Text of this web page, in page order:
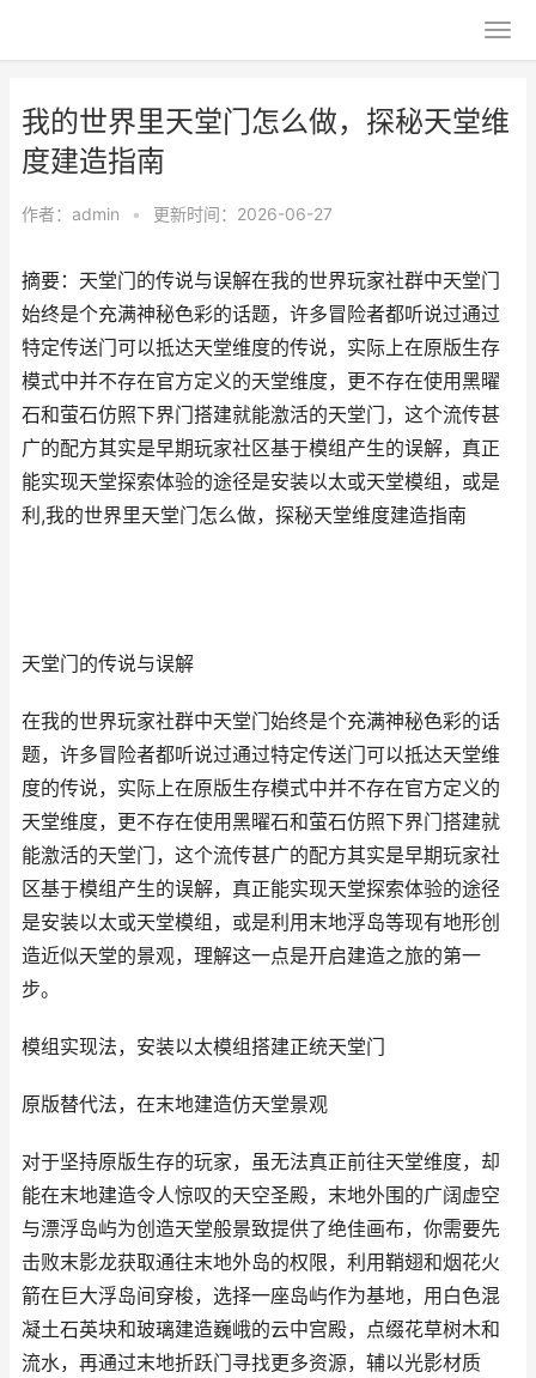
我的世界里天堂门怎么做，探秘天堂维
度建造指南
作者： admin • 更新时间：2026-06-27
摘要：天堂门的传说与误解在我的世界玩家社群中天堂门
始终是个充满神秘色彩的话题，许多冒险者都听说过通过
特定传送门可以抵达天堂维度的传说，实际上在原版生存
模式中并不存在官方定义的天堂维度，更不存在使用黑曜
石和萤石仿照下界门搭建就能激活的天堂门，这个流传甚
广的配方其实是早期玩家社区基于模组产生的误解，真正
能实现天堂探索体验的途径是安装以太或天堂模组，或是
利,我的世界里天堂门怎么做，探秘天堂维度建造指南
天堂门的传说与误解
在我的世界玩家社群中天堂门始终是个充满神秘色彩的话
题，许多冒险者都听说过通过特定传送门可以抵达天堂维
度的传说，实际上在原版生存模式中并不存在官方定义的
天堂维度，更不存在使用黑曜石和萤石仿照下界门搭建就
能激活的天堂门，这个流传甚广的配方其实是早期玩家社
区基于模组产生的误解，真正能实现天堂探索体验的途径
是安装以太或天堂模组，或是利用末地浮岛等现有地形创
造近似天堂的景观，理解这一点是开启建造之旅的第一
步。
模组实现法，安装以太模组搭建正统天堂门
原版替代法，在末地建造仿天堂景观
对于坚持原版生存的玩家，虽无法真正前往天堂维度，却
能在末地建造令人惊叹的天空圣殿，末地外围的广阔虚空
与漂浮岛屿为创造天堂般景致提供了绝佳画布，你需要先
击败末影龙获取通往末地外岛的权限，利用鞘翅和烟花火
箭在巨大浮岛间穿梭，选择一座岛屿作为基地，用白色混
凝土石英块和玻璃建造巍峨的云中宫殿，点缀花草树木和
流水，再通过末地折跃门寻找更多资源，辅以光影材质